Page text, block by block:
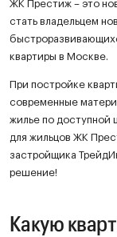
ЖК Престиж – это
стать владельцем
квартиры в Москве.
При постройке
современные
жилье по доступной
для жильцов ЖК
застройщика
решение!
Какую